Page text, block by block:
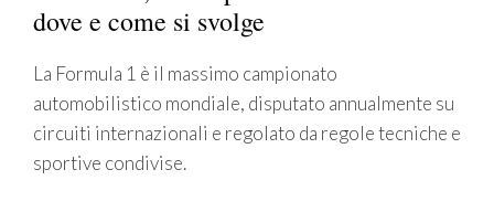
dove e come si svolge
La Formula 1 è il massimo campionato
automobilistico mondiale, disputato annualmente su
circuiti internazionali e regolato da regole tecniche e
sportive condivise.